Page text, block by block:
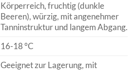
Körperreich, fruchtig (dunkle
Beeren), würzig, mit angenehmer
Tanninstruktur und langem Abgang.
16-18 °C
Geeignet zur Lagerung, mit